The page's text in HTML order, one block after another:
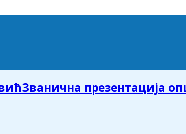
Званична презентација